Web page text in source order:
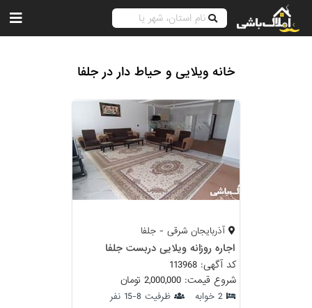
خانه ویلایی و حیاط دار در جلفا
آذربایجان شرقی - جلفا
اجاره روزانه ویلایی دربست جلفا
کد آگهی: 113968
شروع قیمت: 2,000,000 تومان
2 خوابه ظرفیت 8-15 نفر